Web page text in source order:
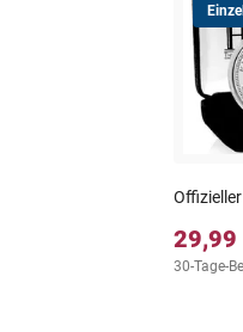
29,99
30-Tage-